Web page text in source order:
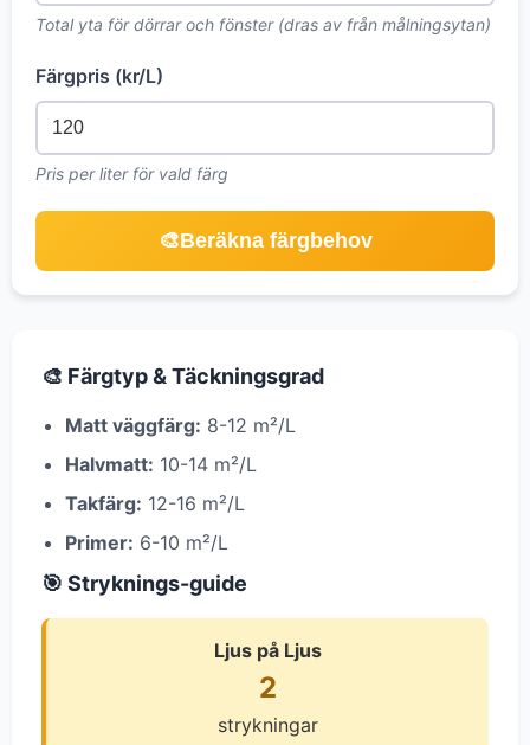
Total yta för dörrar och fönster (dras av från målningsytan)
Färgpris (kr/L)
Pris per liter för vald färg
🎨Beräkna färgbehov
🎨 Färgtyp & Täckningsgrad
Matt väggfärg: 8-12 m²/L
Halvmatt: 10-14 m²/L
Takfärg: 12-16 m²/L
Primer: 6-10 m²/L
🎯 Stryknings-guide
Ljus på Ljus
2
strykningar